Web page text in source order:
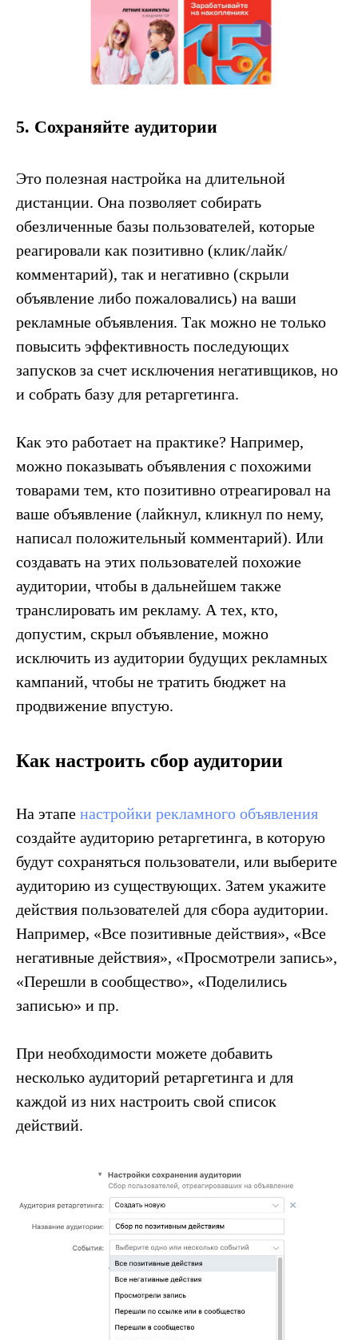
5. Сохраняйте аудитории
Это полезная настройка на длительной
дистанции. Она позволяет собирать
обезличенные базы пользователей, которые
реагировали как позитивно (клик/лайк/
комментарий), так и негативно (скрыли
объявление либо пожаловались) на ваши
рекламные объявления. Так можно не только
повысить эффективность последующих
запусков за счет исключения негативщиков, но
и собрать базу для ретаргетинга.
Как это работает на практике? Например,
можно показывать объявления с похожими
товарами тем, кто позитивно отреагировал на
ваше объявление (лайкнул, кликнул по нему,
написал положительный комментарий). Или
создавать на этих пользователей похожие
аудитории, чтобы в дальнейшем также
транслировать им рекламу. А тех, кто,
допустим, скрыл объявление, можно
исключить из аудитории будущих рекламных
кампаний, чтобы не тратить бюджет на
продвижение впустую.
Как настроить сбор аудитории
На этапе настройки рекламного объявления
создайте аудиторию ретаргетинга, в которую
будут сохраняться пользователи, или выберите
аудиторию из существующих. Затем укажите
действия пользователей для сбора аудитории.
Например, «Все позитивные действия», «Все
негативные действия», «Просмотрели запись»,
«Перешли в сообщество», «Поделились
записью» и пр.
При необходимости можете добавить
несколько аудиторий ретаргетинга и для
каждой из них настроить свой список
действий.